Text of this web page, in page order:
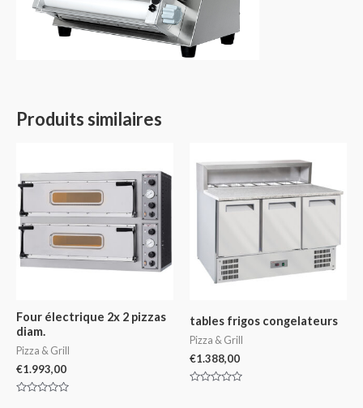
Produits similaires
Four électrique 2x 2 pizzas
diam.
Pizza & Grill
€1.993,00
tables frigos congelateurs
Pizza & Grill
€1.388,00